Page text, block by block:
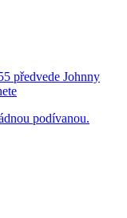
předvede Johnny
podívanou.